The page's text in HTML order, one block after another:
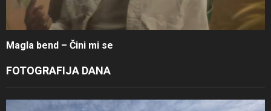
Magla bend – Čini mi se
FOTOGRAFIJA DANA